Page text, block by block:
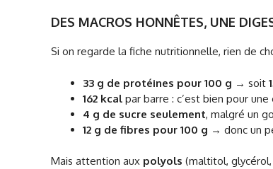
DES MACROS HONNÊTES, UNE
Si on regarde la fiche nutritionnelle, rien de
33 g de protéines pour 100 g → soit
162 kcal par barre : c’est bien pour
4 g de sucre seulement, malgré un
12 g de fibres pour 100 g → donc un
Mais attention aux polyols (maltitol,